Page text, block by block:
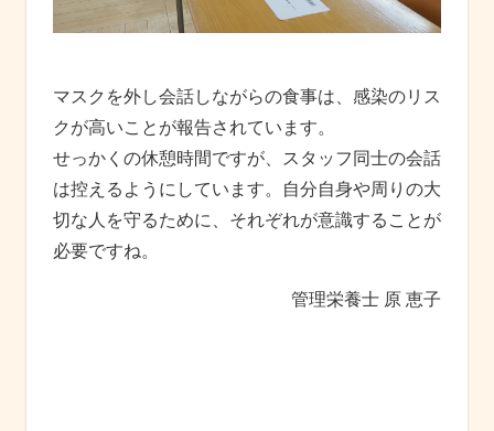
マスクを外し会話しながらの食事は、感染のリス
クが高いことが報告されています。
せっかくの休憩時間ですが、スタッフ同士の会話
は控えるようにしています。自分自身や周りの大
切な人を守るために、それぞれが意識することが
必要ですね。
管理栄養士 原 恵子